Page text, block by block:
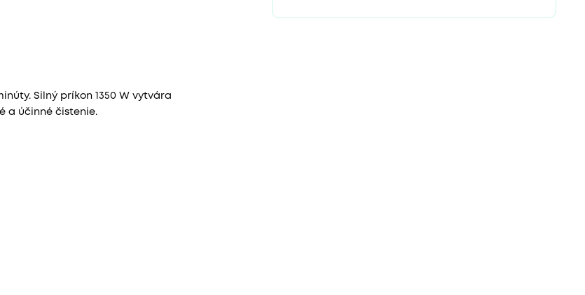
Silný príkon 1350 W vytvára
a účinné čistenie.